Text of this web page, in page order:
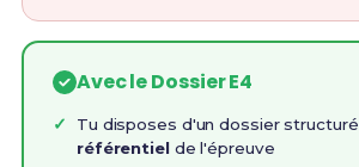
Avec le Dossier E4
Tu disposes d'un dossier structuré
référentielde l'épreuve